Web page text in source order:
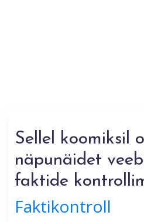
Sellel koomiksil
näpunäidet
faktide
Faktikontroll